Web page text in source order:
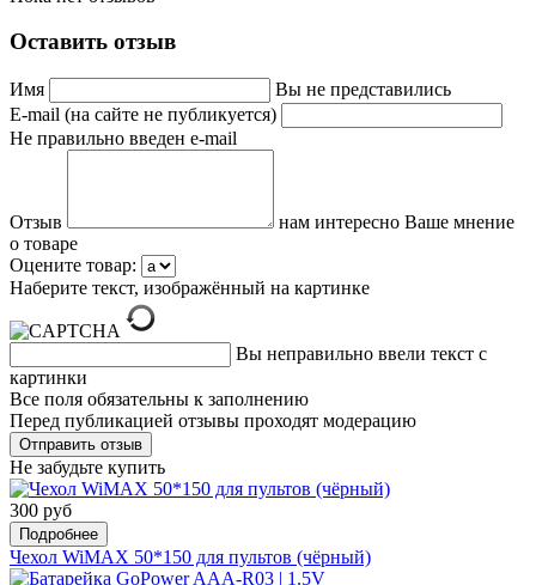
Оставить отзыв
Имя
Вы не представились
E-mail (на сайте не публикуется)
Не правильно введен e-mail
Отзыв
нам интересно Ваше мнение
о товаре
Оцените товар:
Наберите текст, изображённый на картинке
Вы неправильно ввели текст с
картинки
Все поля обязательны к заполнению
Перед публикацией отзывы проходят модерацию
Не забудьте купить
300 руб
Подробнее
Чехол WiMAX 50*150 для пультов (чёрный)